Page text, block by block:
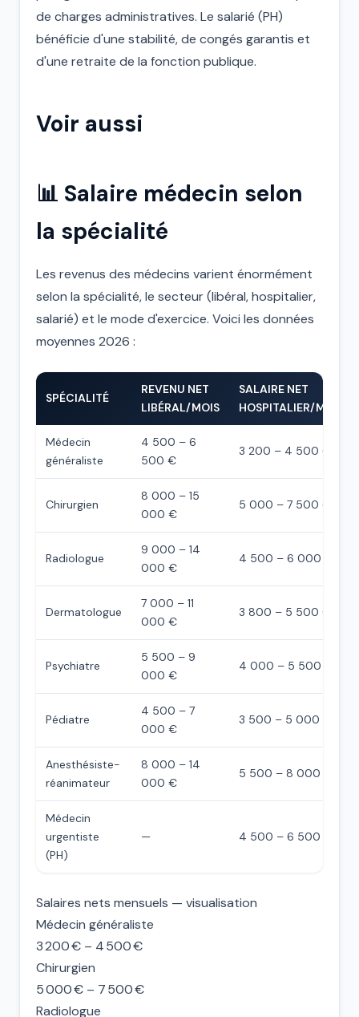
de charges administratives. Le salarié (PH)
bénéficie d'une stabilité, de congés garantis et
d'une retraite de la fonction publique.
Voir aussi
📊 Salaire médecin selon
la spécialité
Les revenus des médecins varient énormément
selon la spécialité, le secteur (libéral, hospitalier,
salarié) et le mode d'exercice. Voici les données
moyennes 2026 :
SPÉCIALITÉ
REVENU NET
LIBÉRAL/MOIS
SALAIRE NET
HOSPITALIER/MOIS
Médecin
généraliste
4 500 – 6
500 €
3 200 – 4 500 €
Chirurgien
8 000 – 15
000 €
5 000 – 7 500 €
Radiologue
9 000 – 14
000 €
4 500 – 6 000 €
Dermatologue
7 000 – 11
000 €
3 800 – 5 500 €
Psychiatre
5 500 – 9
000 €
4 000 – 5 500 €
Pédiatre
4 500 – 7
000 €
3 500 – 5 000 €
Anesthésiste-
réanimateur
8 000 – 14
000 €
5 500 – 8 000 €
Médecin
urgentiste
(PH)
— 4 500 – 6 500 €
Salaires nets mensuels — visualisation
Médecin généraliste
3 200 € – 4 500 €
Chirurgien
5 000 € – 7 500 €
Radiologue